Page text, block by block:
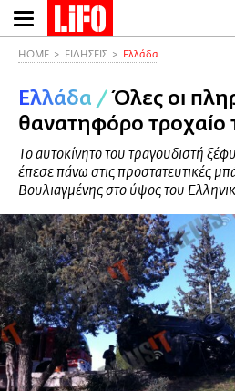
Παράκαμψη
προς
περιεχόμενο
HOME ΕΙΔΗΣΕΙΣ Ελλάδα
Ελλάδα /Όλες οι
θανατηφόρο τροχαίο
Το αυτοκίνητο του τραγουδιστή
έπεσε πάνω στις προστατευτικές
Βουλιαγμένης στο ύψος του